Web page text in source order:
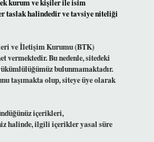
kurum ve kişiler ile isim
taslak halindedir ve tavsiye niteliği
ve İletişim Kurumu (BTK)
vermektedir. Bu nedenle, sitedeki
bulunmamaktadır.
taşımakta olup, siteye üye olarak
içerikleri,
halinde, ilgili içerikler yasal süre